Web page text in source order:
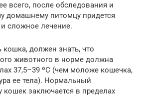
всего, после обследования и
домашнему питомцу придется
сложное лечение.
кошка, должен знать, что
животного в норме должна
37,5–39 ºC (чем моложе кошечка,
ее тела). Нормальный
кошек заключается в пределах